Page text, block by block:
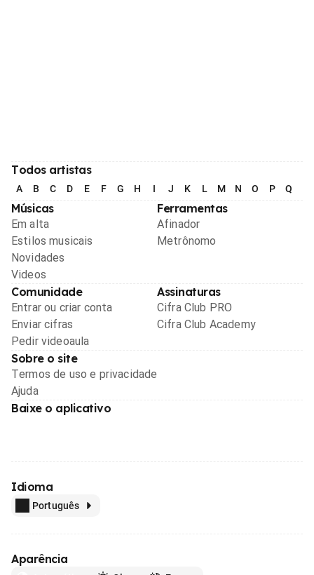
Todos artistas
A B C D E F G H I J K L M N O P Q
Músicas
Em alta
Estilos musicais
Novidades
Videos
Ferramentas
Afinador
Metrônomo
Comunidade
Entrar ou criar conta
Enviar cifras
Pedir videoaula
Assinaturas
Cifra Club PRO
Cifra Club Academy
Sobre o site
Termos de uso e privacidade
Ajuda
Baixe o aplicativo
Idioma
Português
Aparência